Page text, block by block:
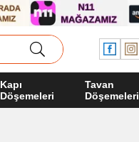
Kapı
Döşemeleri
Tavan
Döşemeleri